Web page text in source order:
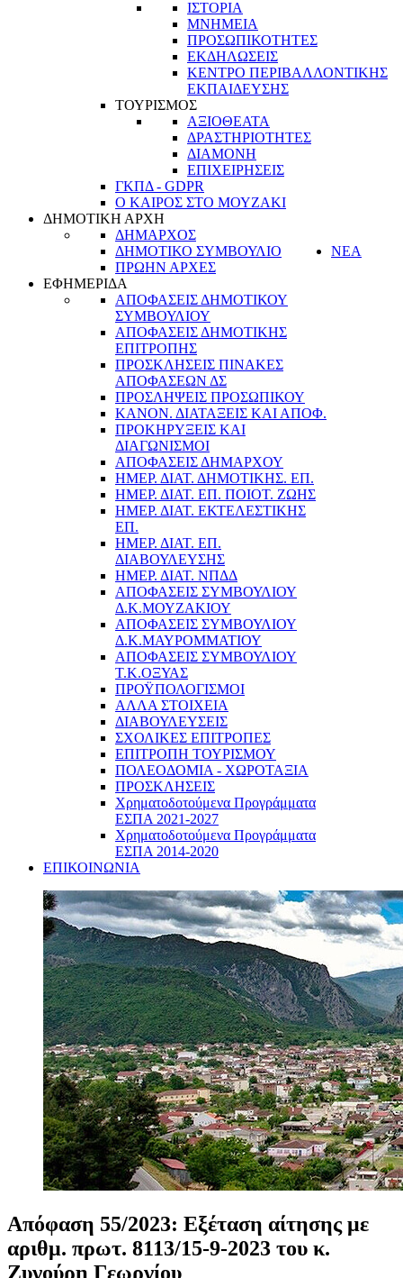
ΙΣΤΟΡΙΑ
ΜΝΗΜΕΙΑ
ΠΡΟΣΩΠΙΚΟΤΗΤΕΣ
ΕΚΔΗΛΩΣΕΙΣ
ΚΕΝΤΡΟ ΠΕΡΙΒΑΛΛΟΝΤΙΚΗΣ
ΕΚΠΑΙΔΕΥΣΗΣ
ΤΟΥΡΙΣΜΟΣ
ΑΞΙΟΘΕΑΤΑ
ΔΡΑΣΤΗΡΙΟΤΗΤΕΣ
ΔΙΑΜΟΝΗ
ΕΠΙΧΕΙΡΗΣΕΙΣ
ΓΚΠΔ - GDPR
Ο ΚΑΙΡΟΣ ΣΤΟ ΜΟΥΖΑΚΙ
ΔΗΜΟΤΙΚΗ ΑΡΧΗ
ΔΗΜΑΡΧΟΣ
ΔΗΜΟΤΙΚΟ ΣΥΜΒΟΥΛΙΟ
ΠΡΩΗΝ ΑΡΧΕΣ
ΝΕΑ
ΕΦΗΜΕΡΙΔΑ
ΑΠΟΦΑΣΕΙΣ ΔΗΜΟΤΙΚΟΥ
ΣΥΜΒΟΥΛΙΟΥ
ΑΠΟΦΑΣΕΙΣ ΔΗΜΟΤΙΚΗΣ
ΕΠΙΤΡΟΠΗΣ
ΠΡΟΣΚΛΗΣΕΙΣ ΠΙΝΑΚΕΣ
ΑΠΟΦΑΣΕΩΝ ΔΣ
ΠΡΟΣΛΗΨΕΙΣ ΠΡΟΣΩΠΙΚΟΥ
ΚΑΝΟΝ. ΔΙΑΤΑΞΕΙΣ ΚΑΙ ΑΠΟΦ.
ΠΡΟΚΗΡΥΞΕΙΣ ΚΑΙ
ΔΙΑΓΩΝΙΣΜΟΙ
ΑΠΟΦΑΣΕΙΣ ΔΗΜΑΡΧΟΥ
ΗΜΕΡ. ΔΙΑΤ. ΔΗΜΟΤΙΚΗΣ. ΕΠ.
ΗΜΕΡ. ΔΙΑΤ. ΕΠ. ΠΟΙOΤ. ΖΩΗΣ
ΗΜΕΡ. ΔΙΑΤ. ΕΚΤΕΛΕΣΤΙΚΗΣ
ΕΠ.
ΗΜΕΡ. ΔΙΑΤ. ΕΠ.
ΔΙΑΒΟΥΛΕΥΣΗΣ
ΗΜΕΡ. ΔΙΑΤ. ΝΠΔΔ
ΑΠΟΦΑΣΕΙΣ ΣΥΜΒΟΥΛΙΟΥ
Δ.Κ.ΜΟΥΖΑΚΙΟΥ
ΑΠΟΦΑΣΕΙΣ ΣΥΜΒΟΥΛΙΟΥ
Δ.Κ.ΜΑΥΡΟΜΜΑΤΙΟΥ
ΑΠΟΦΑΣΕΙΣ ΣΥΜΒΟΥΛΙΟΥ
Τ.Κ.ΟΞΥΑΣ
ΠΡΟΫΠΟΛΟΓΙΣΜΟΙ
ΑΛΛΑ ΣΤΟΙΧΕΙΑ
ΔΙΑΒΟΥΛΕΥΣΕΙΣ
ΣΧΟΛΙΚΕΣ ΕΠΙΤΡΟΠΕΣ
ΕΠΙΤΡΟΠΗ ΤΟΥΡΙΣΜΟΥ
ΠΟΛΕΟΔΟΜΙΑ - ΧΩΡΟΤΑΞΙΑ
ΠΡΟΣΚΛΗΣΕΙΣ
Χρηματοδοτούμενα Προγράμματα
ΕΣΠΑ 2021-2027
Χρηματοδοτούμενα Προγράμματα
ΕΣΠΑ 2014-2020
ΕΠΙΚΟΙΝΩΝΙΑ
Απόφαση 55/2023: Εξέταση αίτησης με
αριθμ. πρωτ. 8113/15-9-2023 του κ.
Ζυγούρη Γεωργίου